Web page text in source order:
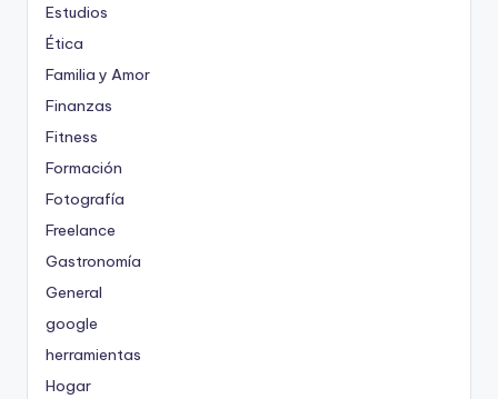
Estudios
Ética
Familia y Amor
Finanzas
Fitness
Formación
Fotografía
Freelance
Gastronomía
General
google
herramientas
Hogar